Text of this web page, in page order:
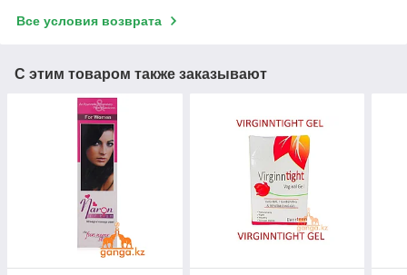
Все условия возврата
С этим товаром также заказывают